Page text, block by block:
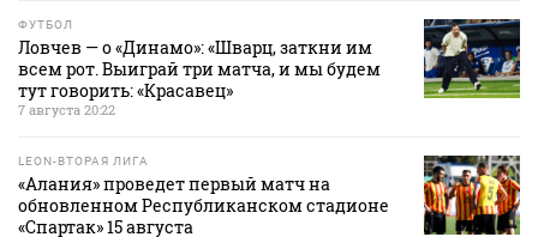
ФУТБОЛ
Ловчев — о «Динамо»: «Шварц, заткни им
всем рот. Выиграй три матча, и мы будем
тут говорить: «Красавец»
7 августа 20:22
LEON-ВТОРАЯ ЛИГА
«Алания» проведет первый матч на
обновленном Республиканском стадионе
«Спартак» 15 августа